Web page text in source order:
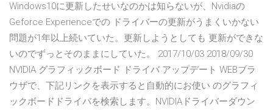
Windows10に更新したせいなのかは知らないが、Nvidiaの
Geforce Experienceでの ドライバーの更新がうまくいかない
問題が1年以上続いていた。更新しようとしても 更新ができな
いのでずっとそのままにしていた。 2017/10/03 2018/09/30
NVIDIA グラフィックボード ドライバ アップデート WEBブラ
ウザで、下記リンクを表示すると自動的にお使い のグラフィ
ックボードドライバを検索します。NVIDIAドライバーダウン